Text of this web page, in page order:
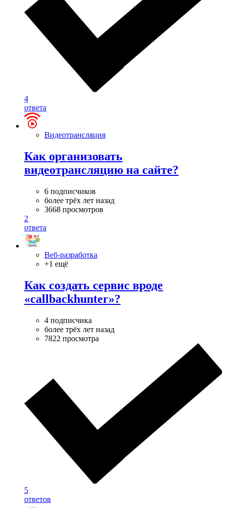
4
ответа
Видеотрансляция
Как организовать
видеотрансляцию на сайте?
6 подписчиков
более трёх лет назад
3668 просмотров
2
ответа
Веб-разработка
+1 ещё
Как создать сервис вроде
«callbackhunter»?
4 подписчика
более трёх лет назад
7822 просмотра
5
ответов